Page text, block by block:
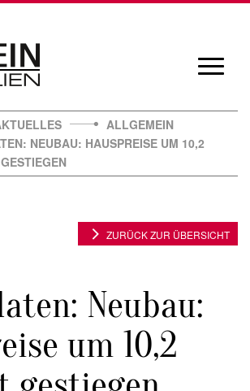
ALLGEMEIN
NEUBAU: HAUSPREISE UM 10,2
Neubau:
um 10,2
ZURÜCK ZUR ÜBERSICHT